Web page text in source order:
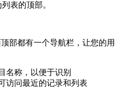
表的顶部。
部都有一个导航栏，让您的用
名称，以便于识别
访问最近的记录和列表